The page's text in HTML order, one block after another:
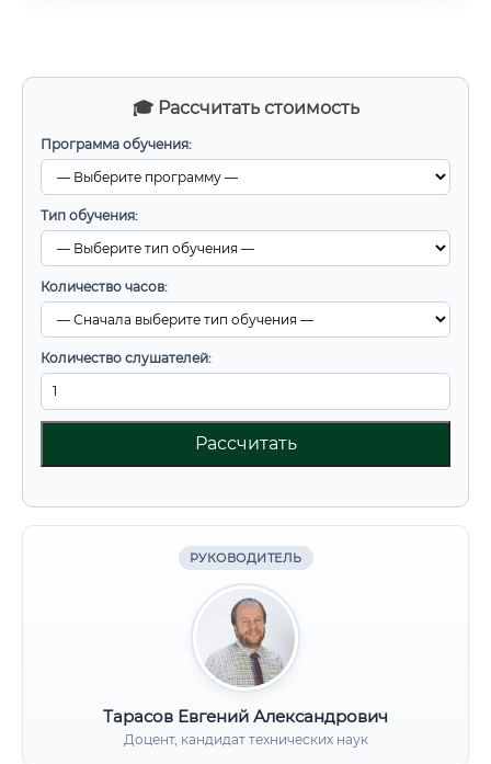
🎓 Рассчитать стоимость
Программа обучения:
Тип обучения:
Количество часов:
Количество слушателей:
Рассчитать
РУКОВОДИТЕЛЬ
Тарасов Евгений Александрович
Доцент, кандидат технических наук